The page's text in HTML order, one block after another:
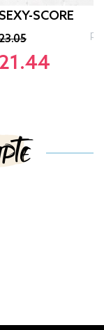
SEXY-SCORE